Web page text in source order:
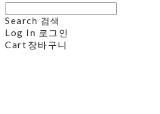
Search 검색
Log In 로그인
Cart 장바구니